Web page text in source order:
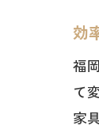
効
福
て
家